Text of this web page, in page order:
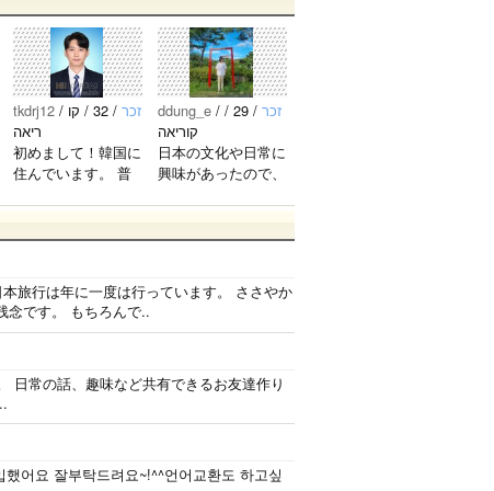
す。 韓国
にジェジ
ュペンの
友達が欲
しいです^
^ 한국에
제준을 좋
아하는 친
다. 재중
いすき！
ウネより
allぺん( ˆo
ˆ )/ よか
ったら仲
ほしいで
す~..
l下さ
い。..
ラだけ
ど、やっ
ぱり5人
が大好き
です^ ^
♡..
tkdrj12 / זכר
/ 32 / קו
ריאה
初めまして！韓国に
住んでいます。 ​普
間がある時は釣りに
釣りスポットを探し
たり、ノリのいい
音..
ddung_e / זכר
/ 29 /
קוריאה
日本の文化や日常に
興味があったので、
ずつ勉強しているの
いです。 もちろ
韓国..
旅行は年に一度は行っています。 ささやか
念です。 もちろんで..
日常の話、趣味など共有できるお友達作り
어요 잘부탁드려요~!^^언어교환도 하고싶